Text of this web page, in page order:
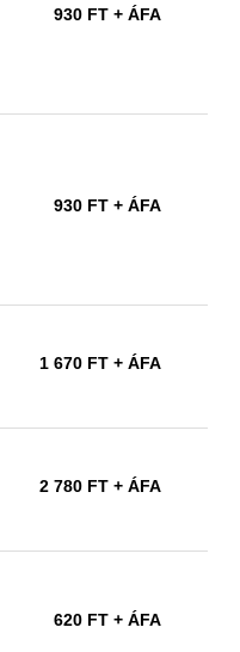
930 FT + ÁFA
930 FT + ÁFA
1 670 FT + ÁFA
2 780 FT + ÁFA
620 FT + ÁFA